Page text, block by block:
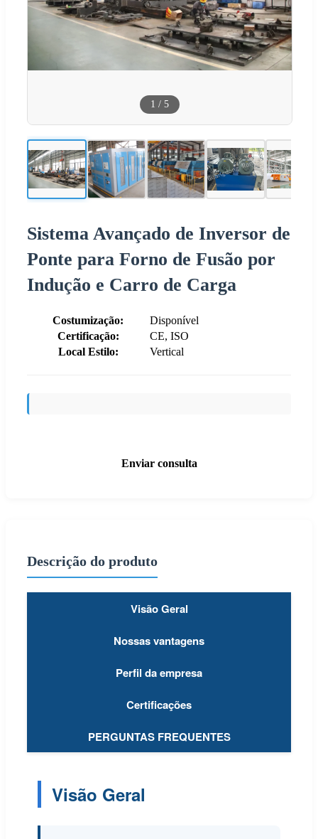
1 / 5
Sistema Avançado de Inversor de
Ponte para Forno de Fusão por
Indução e Carro de Carga
Costumização:
Disponível
Certificação:
CE, ISO
Local Estilo:
Vertical
Enviar consulta
Descrição do produto
Visão Geral
Nossas vantagens
Perfil da empresa
Certificações
PERGUNTAS FREQUENTES
Visão Geral